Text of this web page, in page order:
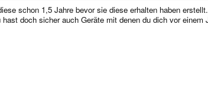
schon 1,5 Jahre bevor sie diese erhalten haben
doch sicher auch Geräte mit denen du dich vor